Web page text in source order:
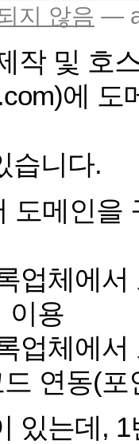
지 않음 —
작 및 호
에 도
습니다.
도메인을
업체에
이용
업체에
연동(포
있는데,